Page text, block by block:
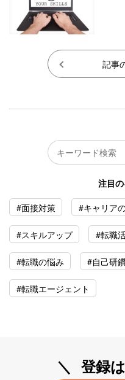
記事
注目
#面接対策
#キャリア
#スキルアップ #転職
#転職の悩み #自己研
#転職エージェント
登録